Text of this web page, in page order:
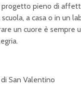
progetto pieno di
scuola, a casa o in un
un cuore è sempre
San Valentino